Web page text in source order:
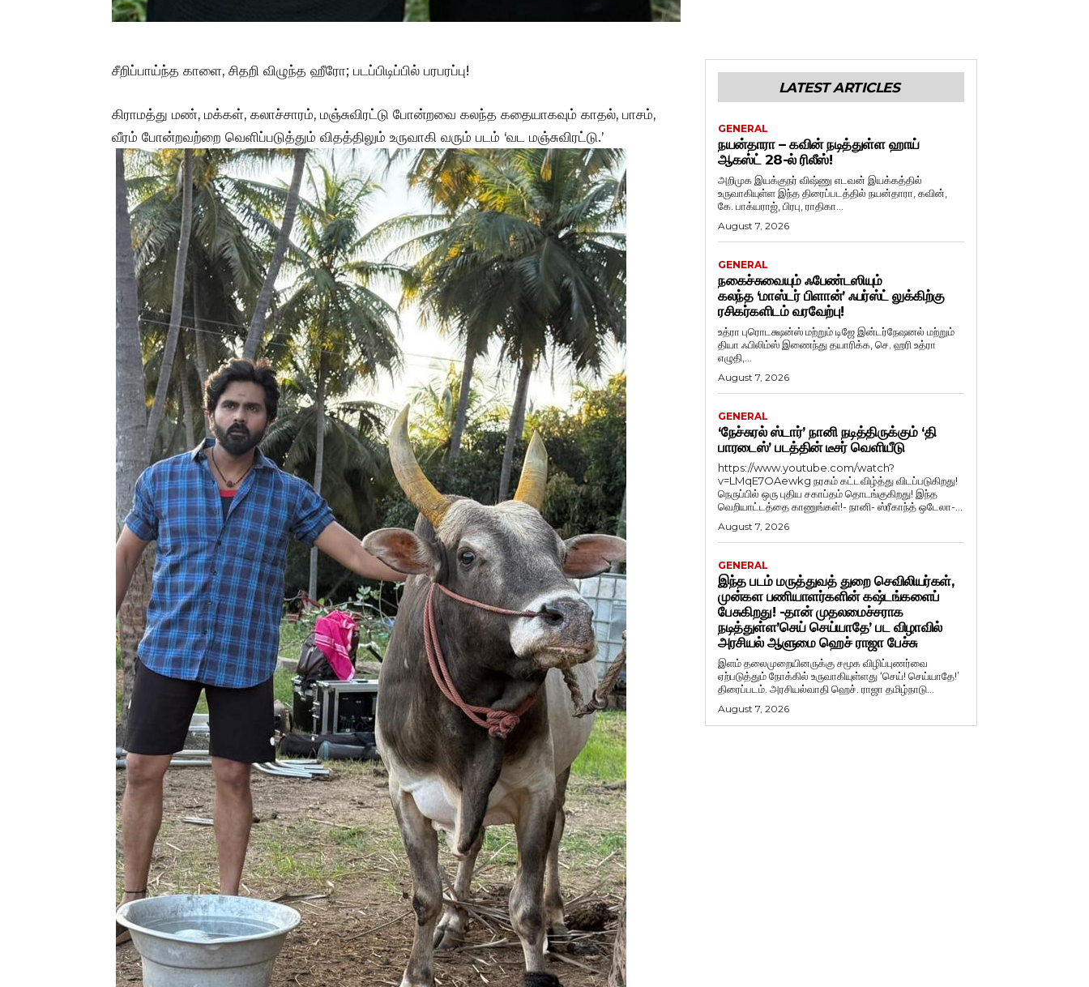
சீறிப்பாய்ந்த காளை, சிதறி விழுந்த ஹீரோ; படப்பிடிப்பில் பரபரப்பு!
கிராமத்து மண், மக்கள், கலாச்சாரம், மஞ்சுவிரட்டு போன்றவை கலந்த கதையாகவும் காதல், பாசம்,
வீரம் போன்றவற்றை வெளிப்படுத்தும் விதத்திலும் உருவாகி வரும் படம் ‘வட மஞ்சுவிரட்டு.’
LATEST ARTICLES
GENERAL
நயன்தாரா – கவின் நடித்துள்ள ஹாய்
ஆகஸ்ட் 28-ல் ரிலீஸ்!
அறிமுக இயக்குநர் விஷ்ணு எடவன் இயக்கத்தில்
உருவாகியுள்ள இந்த திரைப்படத்தில் நயன்தாரா, கவின்,
கே. பாக்யராஜ், பிரபு, ராதிகா...
August 7, 2026
GENERAL
நகைச்சுவையும் ஃபேண்டஸியும்
கலந்த ‘மாஸ்டர் பிளான்’ ஃபர்ஸ்ட் லுக்கிற்கு
ரசிகர்களிடம் வரவேற்பு!
உத்ரா புரொடக்ஷன்ஸ் மற்றும் டிஜே இன்டர்நேஷனல் மற்றும்
தியா ஃபிலிம்ஸ் இணைந்து தயாரிக்க, செ. ஹரி உத்ரா
எழுதி,...
August 7, 2026
GENERAL
‘நேச்சுரல் ஸ்டார்’ நானி நடித்திருக்கும் ‘தி
பாரடைஸ்’ படத்தின் டீசர் வெளியீடு
https://www.youtube.com/watch?
v=LMqE7OAewkg நரகம் கட்டவிழ்த்து விடப்படுகிறது!
நெருப்பில் ஒரு புதிய சகாப்தம் தொடங்குகிறது! இந்த
வெறியாட்டத்தை காணுங்கள்!- நானி- ஸ்ரீகாந்த் ஒடேலா-...
August 7, 2026
GENERAL
இந்த படம் மருத்துவத் துறை செவிலியர்கள்,
முன்கள பணியாளர்களின் கஷ்டங்களைப்
பேசுகிறது! -தான் முதலமைச்சராக
நடித்துள்ள’செய் செய்யாதே’ பட விழாவில்
அரசியல் ஆளுமை ஹெச் ராஜா பேச்சு
இளம் தலைமுறையினருக்கு சமூக விழிப்புணர்வை
ஏற்படுத்தும் நோக்கில் உருவாகியுள்ளது ‘செய்! செய்யாதே!’
திரைப்படம். அரசியல்வாதி ஹெச். ராஜா தமிழ்நாடு...
August 7, 2026